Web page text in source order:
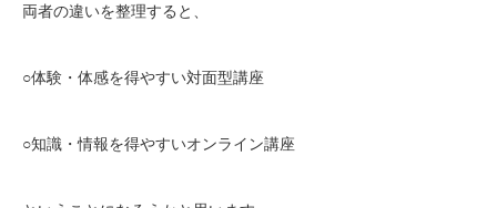
両者の違いを整理すると、
○体験・体感を得やすい対面型講座
○知識・情報を得やすいオンライン講座